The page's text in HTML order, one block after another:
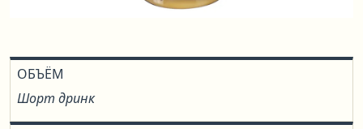
ОБЪЁМ
Шорт дринк